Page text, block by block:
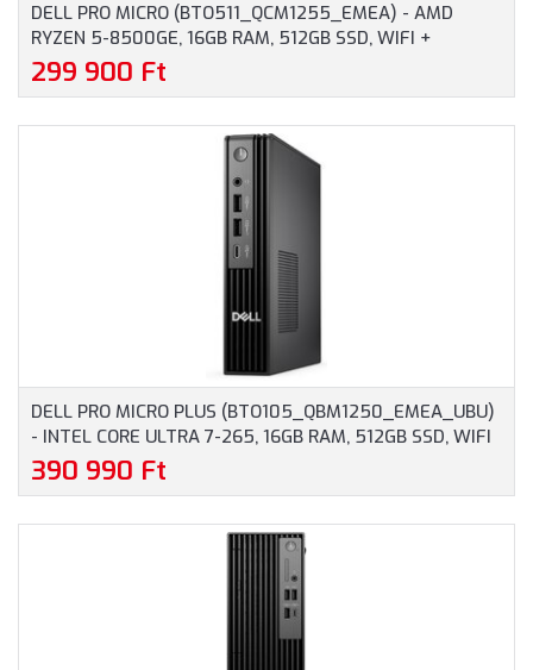
DELL PRO MICRO (BTO511_QCM1255_EMEA) - AMD
RYZEN 5-8500GE, 16GB RAM, 512GB SSD, WIFI +
BLUETOOTH, WINDOWS 11 PROFESSIONAL - MICRO
HÁZAS SZÁMÍTÓGÉP, 3 ÉV HELYSZÍNI GARANCIA
299 900 Ft
DELL PRO MICRO PLUS (BTO105_QBM1250_EMEA_UBU)
- INTEL CORE ULTRA 7-265, 16GB RAM, 512GB SSD, WIFI
+ BLUETOOTH, OPERÁCIÓS RENDSZER NÉLKÜL - MICRO
HÁZAS SZÁMÍTÓGÉP, 3 ÉV HELYSZÍNI GARANCIA
390 990 Ft